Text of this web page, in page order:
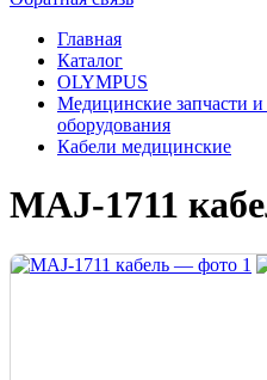
Главная
Каталог
OLYMPUS
Медицинские запчасти
оборудования
Кабели медицинские
MAJ-1711